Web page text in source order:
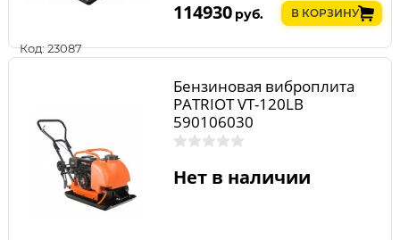
Код: 23087
114930 руб. В КОРЗИНУ
Бензиновая виброплита
PATRIOT VT-120LB
590106030
Нет в наличии